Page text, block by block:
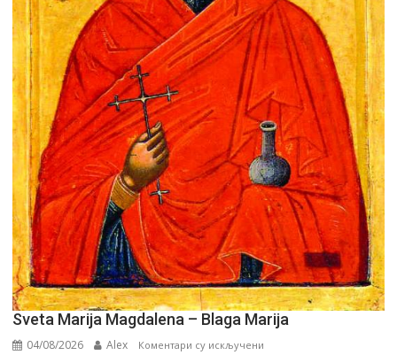
Sveta Marija Magdalena – Blaga Marija
04/08/2026 Alex Коментари су искључени